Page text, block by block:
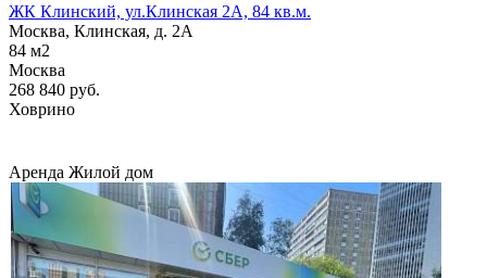
ЖК Клинский, ул.Клинская 2А, 84 кв.м.
Москва, Клинская, д. 2А
84 м2
Москва
268 840 руб.
Ховрино
Аренда Жилой дом